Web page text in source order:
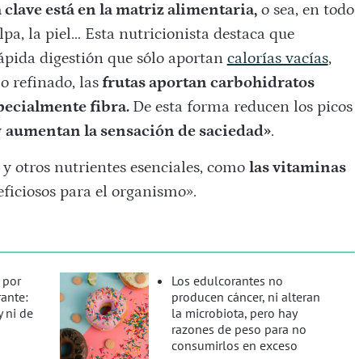
clave está en la matriz alimentaria,o sea, en todo
la piel… Esta nutricionista destaca que
digestión que sólo aportan calorías vacías,
refinado, lasfrutas aportan carbohidratos
fibra. De esta forma reducen los picos
aumentan la sensación de saciedad».
otros nutrientes esenciales, como las vitaminas
para el organismo».
ni de
Los edulcorantes no
producen cáncer, ni alteran
la microbiota, pero hay
razones de peso para no
consumirlos en exceso